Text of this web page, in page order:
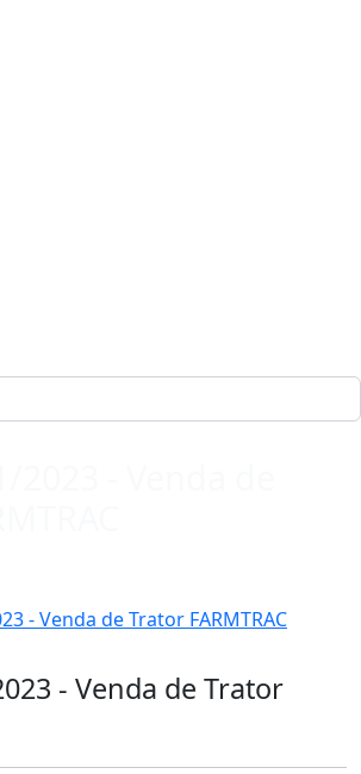
- Venda de Trator FARMTRAC
- Venda de Trator